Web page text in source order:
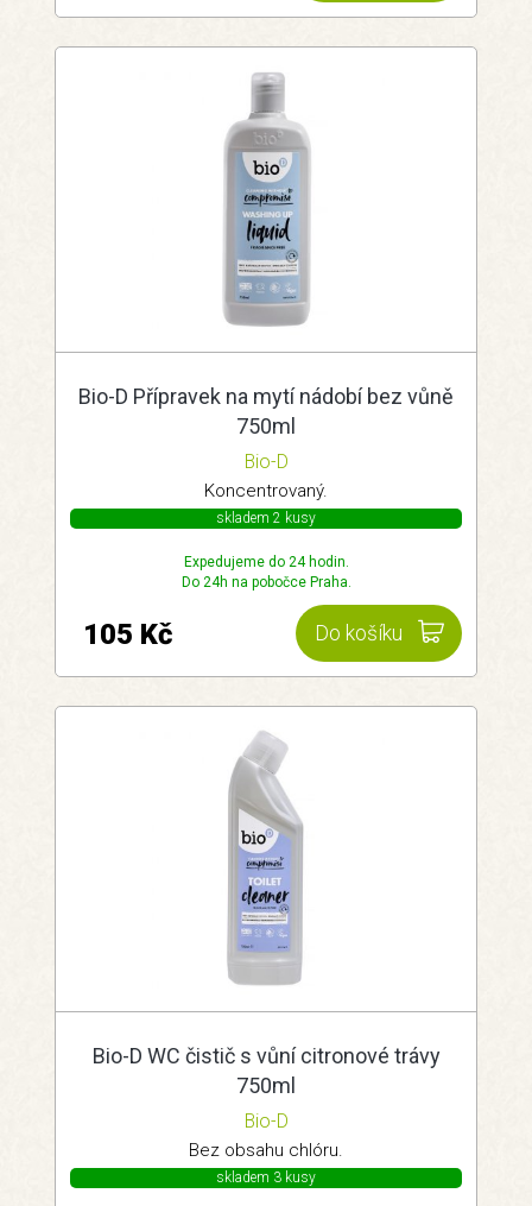
Bio-D Přípravek na mytí nádobí bez vůně
750ml
Bio-D
Koncentrovaný.
skladem 2 kusy
Expedujeme do 24 hodin.
Do 24h na pobočce Praha.
Do košíku
105 Kč
Bio-D WC čistič s vůní citronové trávy
750ml
Bio-D
Bez obsahu chlóru.
skladem 3 kusy